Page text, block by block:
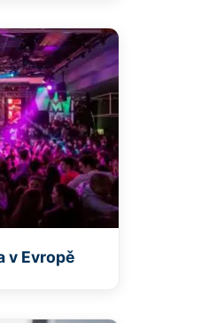
v Evropě